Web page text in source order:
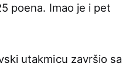
poena. Imao je i pet
utakmicu završio sa